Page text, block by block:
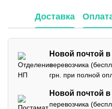
Доставка
Новой почтой
перевозчика
грн. при полной
Новой почтой
перевозчика